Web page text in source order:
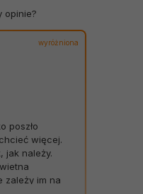
opinie?
wyróżniona
poszło
więcej.
jak należy.
zależy im na